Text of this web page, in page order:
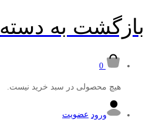
بازگشت به دسته
0
هیچ محصولی در سبد خرید نیست.
ورود عضویت